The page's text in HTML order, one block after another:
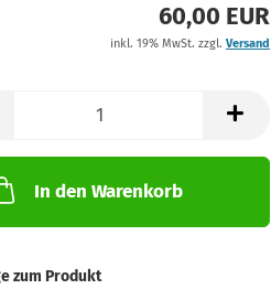
60,00 EUR
inkl. 19% MwSt. zzgl. Versand
In den Warenkorb
zum Produkt